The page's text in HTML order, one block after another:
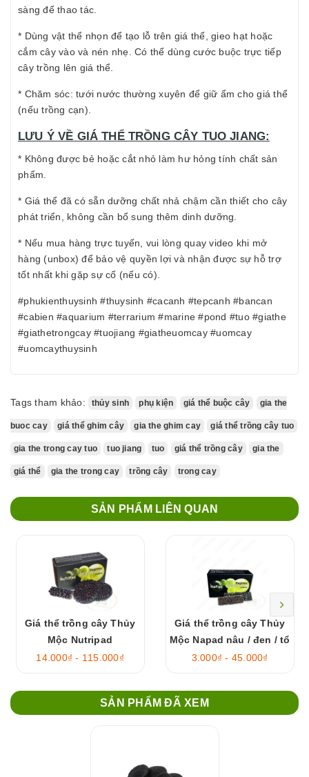
sàng để thao tác.
* Dùng vật thể nhọn để tạo lỗ trên giá thể, gieo hạt hoặc
cắm cây vào và nén nhẹ. Có thể dùng cước buộc trực tiếp
cây trồng lên giá thể.
* Chăm sóc: tưới nước thường xuyên để giữ ẩm cho giá thể
(nếu trồng cạn).
LƯU Ý VỀ GIÁ THỂ TRỒNG CÂY TUO JIANG:
* Không được bẻ hoặc cắt nhỏ làm hư hỏng tính chất sản
phẩm.
* Giá thể đã có sẵn dưỡng chất nhả chậm cần thiết cho cây
phát triển, không cần bổ sung thêm dinh dưỡng.
* Nếu mua hàng trực tuyến, vui lòng quay video khi mở
hàng (unbox) để bảo vệ quyền lợi và nhận được sự hỗ trợ
tốt nhất khi gặp sự cố (nếu có).
#phukienthuysinh #thuysinh #cacanh #tepcanh #bancan
#cabien #aquarium #terrarium #marine #pond #tuo #giathe
#giathetrongcay #tuojiang #giatheuomcay #uomcay
#uomcaythuysinh
Tags tham khảo: thủy sinh phụ kiện giá thể buộc cây gia the
buoc cay giá thể ghim cây gia the ghim cay giá thể trồng cây tuo
gia the trong cay tuo tuo jiang tuo giá thể trồng cây gia the
giá thể gia the trong cay trồng cây trong cay
SẢN PHẨM LIÊN QUAN
Giá thể trồng cây Thủy
Mộc Nutripad
14.000₫ - 115.000₫
Giá thể trồng cây Thủy
Mộc Napad nâu / đen / tổ
ong
3.000₫ - 45.000₫
SẢN PHẨM ĐÃ XEM